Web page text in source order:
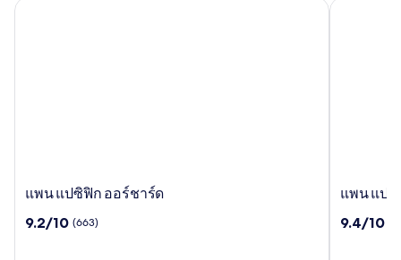
แพน
ออร์
แพน แปซิฟิก ออร์ชาร์ด
9.2
9.2/10 (663)
แพน แปซิฟิก ออร์ชาร์ด
แพน
สิงคโปร์
แพน แป
9.4
9.4/10
แพน แปซิฟิ